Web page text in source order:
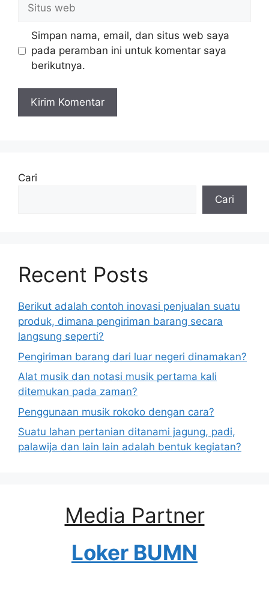
web
Simpan nama, email, dan situs web saya
pada peramban ini untuk komentar saya
berikutnya.
Cari
Cari
Recent Posts
Berikut adalah contoh inovasi penjualan suatu
produk, dimana pengiriman barang secara
langsung seperti?
Pengiriman barang dari luar negeri dinamakan?
Alat musik dan notasi musik pertama kali
ditemukan pada zaman?
Penggunaan musik rokoko dengan cara?
Suatu lahan pertanian ditanami jagung, padi,
palawija dan lain lain adalah bentuk kegiatan?
Media Partner
Loker BUMN